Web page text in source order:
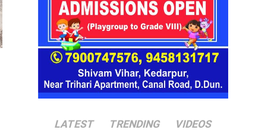
LATEST TRENDING VIDEOS